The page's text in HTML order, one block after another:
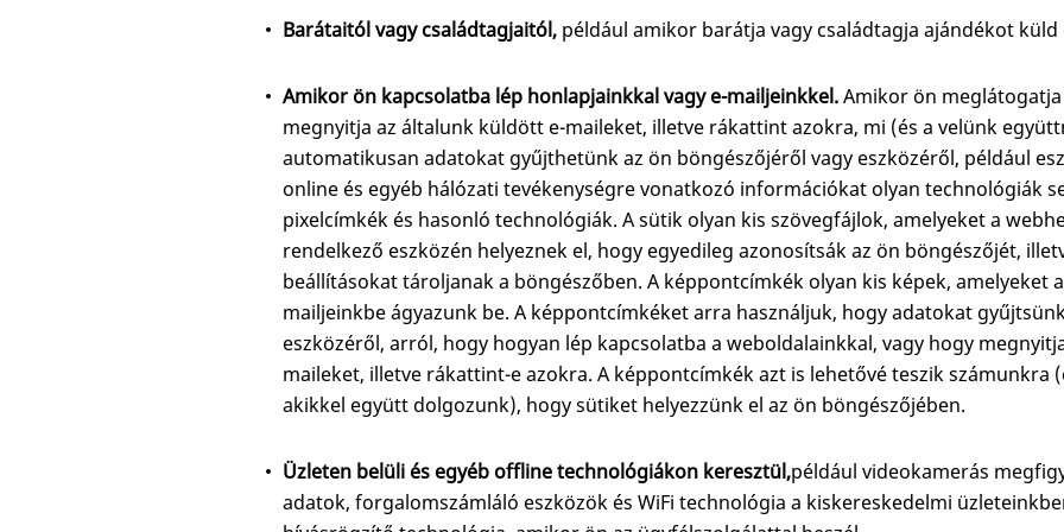
Barátaitól vagy családtagjaitól, például amikor barátja vagy családtagja ajándékot
Amikor ön kapcsolatba lép honlapjainkkal vagy e-mailjeinkkel.Amikor ön
megnyitja az általunk küldött e-maileket, illetve rákattint azokra, mi (és a velünk
automatikusan adatokat gyűjthetünk az ön böngészőjéről vagy eszközéről, például
online és egyéb hálózati tevékenységre vonatkozó információkat olyan technológiák
pixelcímkék és hasonló technológiák. A sütik olyan kis szövegfájlok, amelyeket a
rendelkező eszközén helyeznek el, hogy egyedileg azonosítsák az ön böngészőjét,
beállításokat tároljanak a böngészőben. A képpontcímkék olyan kis képek, amelyeket
mailjeinkbe ágyazunk be. A képpontcímkéket arra használjuk, hogy adatokat
eszközéről, arról, hogy hogyan lép kapcsolatba a weboldalainkkal, vagy hogy
maileket, illetve rákattint-e azokra. A képpontcímkék azt is lehetővé teszik számunkra
akikkel együtt dolgozunk), hogy sütiket helyezzünk el az ön böngészőjében.
Üzleten belüli és egyéb offline technológiákon keresztül,például videokamerás
adatok, forgalomszámláló eszközök és WiFi technológia a kiskereskedelmi